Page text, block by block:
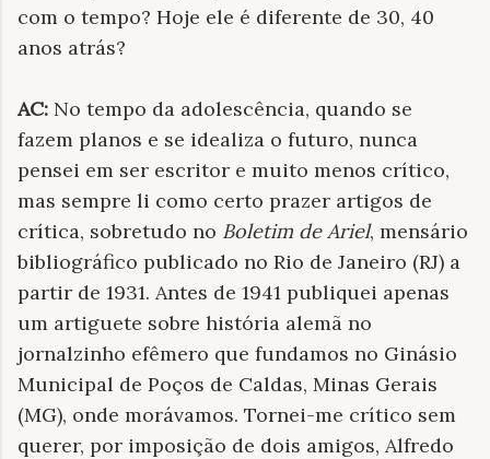
com o tempo? Hoje ele é diferente de 30, 40
anos atrás?
AC: No tempo da adolescência, quando se
fazem planos e se idealiza o futuro, nunca
pensei em ser escritor e muito menos crítico,
mas sempre li como certo prazer artigos de
crítica, sobretudo no Boletim de Ariel, mensário
bibliográfico publicado no Rio de Janeiro (RJ) a
partir de 1931. Antes de 1941 publiquei apenas
um artiguete sobre história alemã no
jornalzinho efêmero que fundamos no Ginásio
Municipal de Poços de Caldas, Minas Gerais
(MG), onde morávamos. Tornei-me crítico sem
querer, por imposição de dois amigos, Alfredo